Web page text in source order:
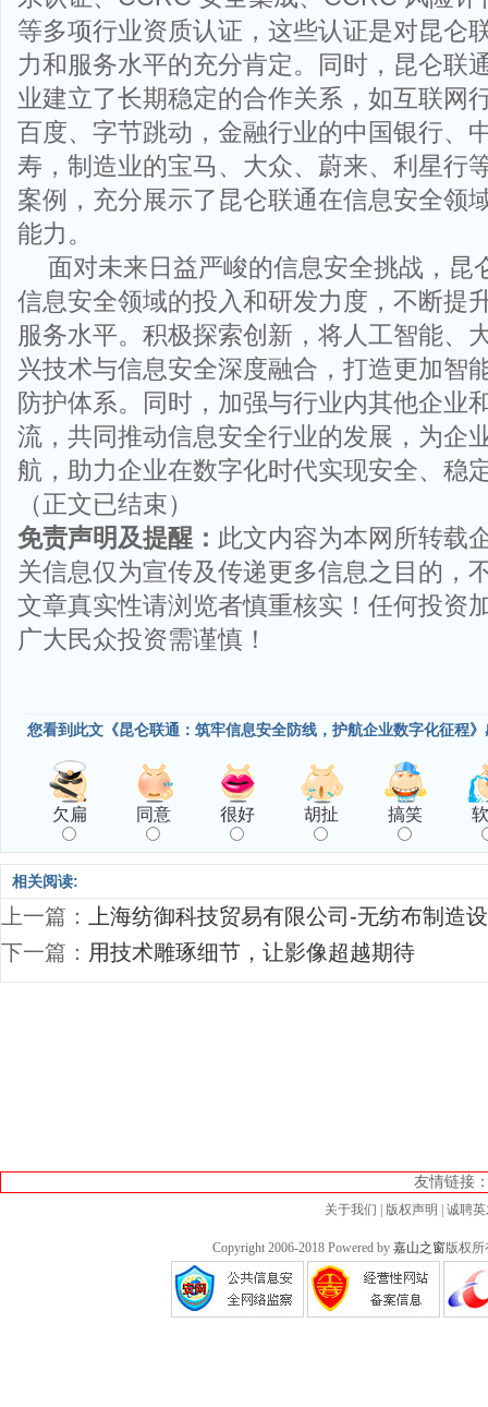
等多项行业资质认证，这些认证是对昆仑
力和服务水平的充分肯定。同时，昆仑联
业建立了长期稳定的合作关系，如互联网
百度、字节跳动，金融行业的中国银行、
寿，制造业的宝马、大众、蔚来、利星行
案例，充分展示了昆仑联通在信息安全领
能力。
面对未来日益严峻的信息安全挑战，昆
信息安全领域的投入和研发力度，不断提
服务水平。积极探索创新，将人工智能、
兴技术与信息安全深度融合，打造更加智
防护体系。同时，加强与行业内其他企业
流，共同推动信息安全行业的发展，为企
航，助力企业在数字化时代实现安全、稳
（正文已结束）
免责声明及提醒： 此文内容为本网所转载
关信息仅为宣传及传递更多信息之目的，
文章真实性请浏览者慎重核实！任何投资
广大民众投资需谨慎！
您看到此文《昆仑联通：筑牢信息安全防线，护航企业数字化征程》
欠扁 同意 很好 胡扯 搞笑
相关阅读:
上一篇：
上海纺御科技贸易有限公司-无纺布制造
下一篇： 用技术雕琢细节，让影像超越期待
友情链接
关于我们 版权声明 诚聘
Copyright 2006-2018 Powered by 嘉山之窗版权